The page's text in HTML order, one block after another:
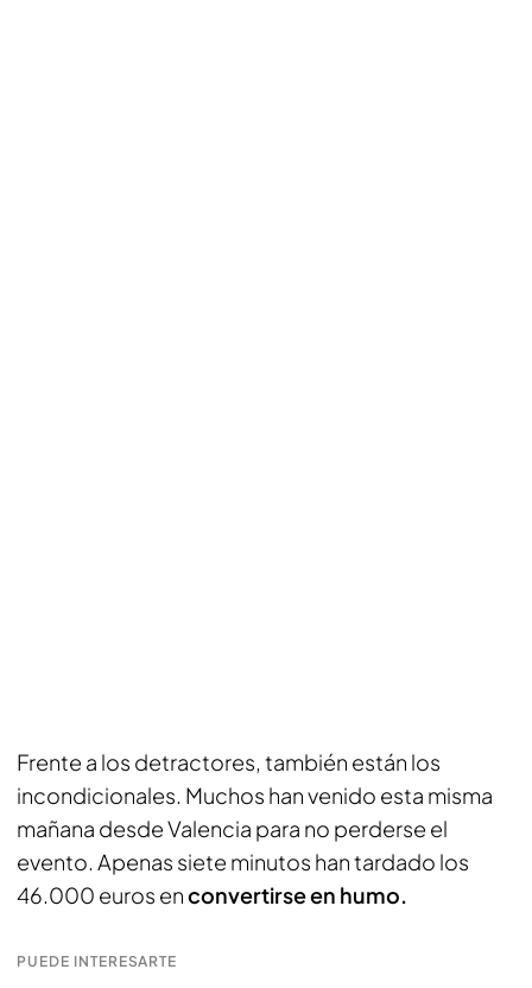
Frente a los detractores, también están los
incondicionales. Muchos han venido esta misma
mañana desde Valencia para no perderse el
evento. Apenas siete minutos han tardado los
46.000 euros enconvertirse en humo.
PUEDE INTERESARTE